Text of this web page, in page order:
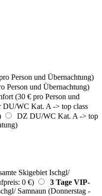
Person und Übernachtung)
Person und Übernachtung)
(30 € pro Person und
DU/WC Kat. A -> top class
DZ DU/WC Kat. A -> top
Skigebiet Ischgl/
0 €)
3 Tage VIP-
Samnaun (Donnerstag -